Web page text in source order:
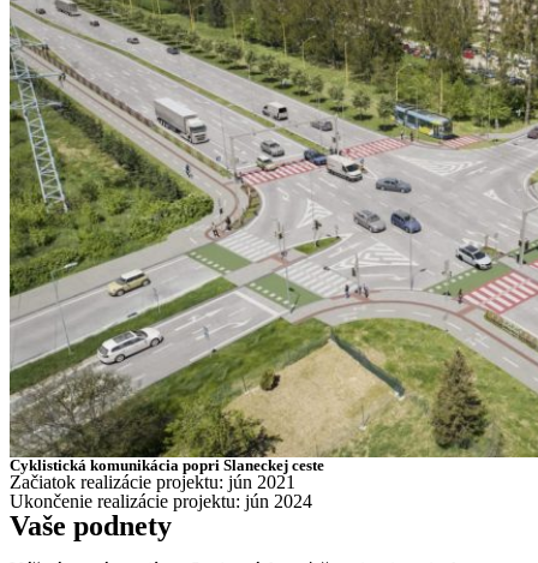
Cyklistická komunikácia popri Slaneckej ceste
Začiatok realizácie projektu: jún 2021
Ukončenie realizácie projektu: jún 2024
Vaše podnety